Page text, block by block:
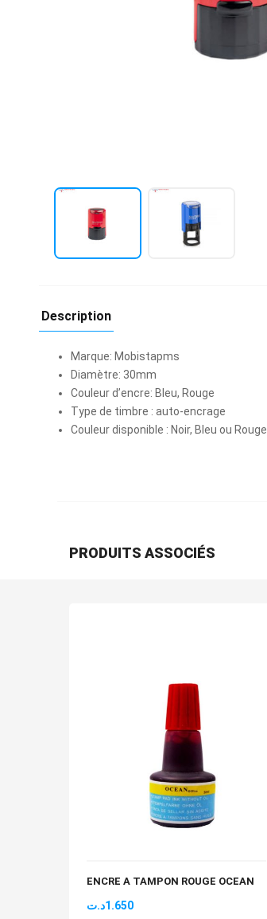
Description
Marque: Mobistapms
Diamètre: 30mm
Couleur d’encre: Bleu, Rouge
Type de timbre : auto-encrage
Couleur disponible : Noir, Bleu ou Rouge
PRODUITS ASSOCIÉS
ENCRE A TAMPON ROUGE OCEAN
1.650د.ت